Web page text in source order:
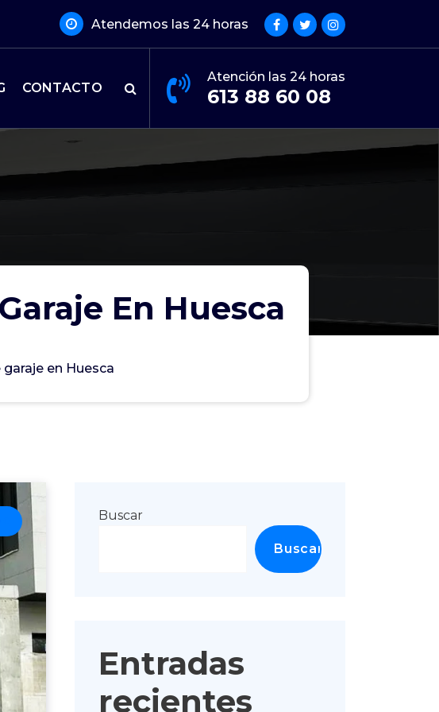
Atendemos las 24 horas
CONTACTO
Atención las 24 horas
613 88 60 08
En Huesca
en Huesca
Buscar
Buscar
Entradas
recientes